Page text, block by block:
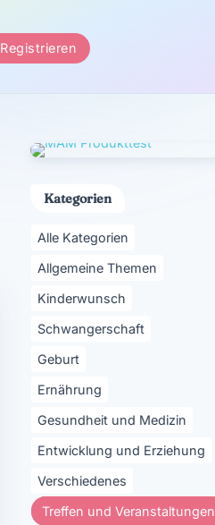
Registrieren
Kategorien
Alle Kategorien
Allgemeine Themen
Kinderwunsch
Schwangerschaft
Geburt
Ernährung
Gesundheit und Medizin
Entwicklung und Erziehung
Verschiedenes
Treffen und Veranstaltungen